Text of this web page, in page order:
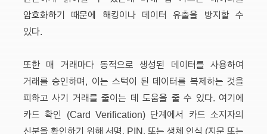
암호화하기 때문에 해킹이나 데이터 유출을 방지할 수
있다.
또한 매 거래마다 동적으로 생성된 데이터를 사용하여
거래를 승인하며, 이는 스턱이 된 데이터를 복제하는 것을
피하고 사기 거래를 줄이는 데 도움을 줄 수 있다. 여기에
카드 확인 (Card Verification) 단계에서 카드 소지자의
신분을 확인하기 위해 서명, PIN, 또는 생체 인식 (지문 또는